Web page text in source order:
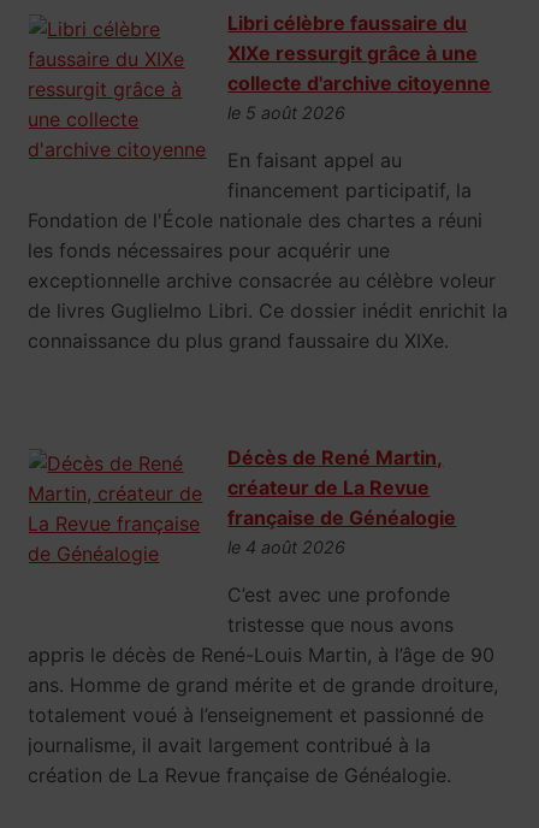
Libri célèbre faussaire du
XIXe ressurgit grâce à une
collecte d'archive citoyenne
le 5 août 2026
En faisant appel au
financement participatif, la
Fondation de l'École nationale des chartes a réuni
les fonds nécessaires pour acquérir une
exceptionnelle archive consacrée au célèbre voleur
de livres Guglielmo Libri. Ce dossier inédit enrichit la
connaissance du plus grand faussaire du XIXe.
Décès de René Martin,
créateur de La Revue
française de Généalogie
le 4 août 2026
C’est avec une profonde
tristesse que nous avons
appris le décès de René-Louis Martin, à l’âge de 90
ans. Homme de grand mérite et de grande droiture,
totalement voué à l’enseignement et passionné de
journalisme, il avait largement contribué à la
création de La Revue française de Généalogie.